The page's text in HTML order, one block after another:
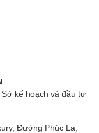
kế hoạch và đầu tư
Đường Phúc La,